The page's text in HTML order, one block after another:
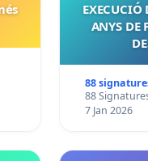
EXECUCIÓ
ANYS DE
88
88
7 Jan 2026